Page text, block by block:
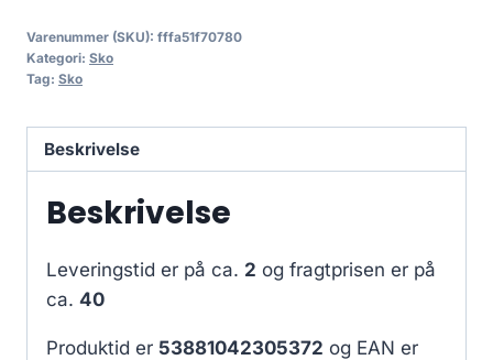
Varenummer (SKU): fffa51f70780
Kategori: Sko
Tag: Sko
Beskrivelse
Beskrivelse
Leveringstid er på ca. 2 og fragtprisen er på
ca. 40
Produktid er 53881042305372 og EAN er